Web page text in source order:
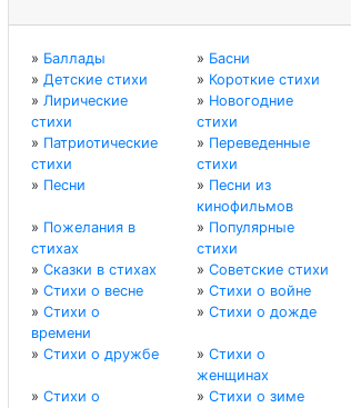
» Баллады » Басни
» Детские стихи » Короткие стихи
» Лирические
стихи
» Новогодние
стихи
» Патриотические
стихи
» Переведенные
стихи
» Песни » Песни из
кинофильмов
» Пожелания в
стихах
» Популярные
стихи
» Сказки в стихах » Советские стихи
» Стихи о весне » Стихи о войне
» Стихи о
времени
» Стихи о дожде
» Стихи о дружбе » Стихи о
женщинах
» Стихи о
» Стихи о зиме